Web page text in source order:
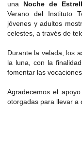
una
Noche de
Verano del Instituto
jóvenes y adultos
celestes, a través de
Durante la velada, los
la luna, con la
fomentar las
Agradecemos el
otorgadas para llevar a